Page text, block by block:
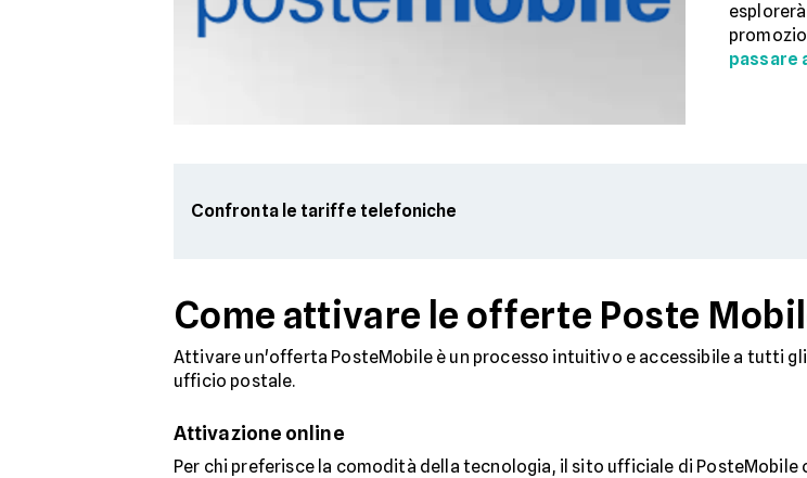
passare
Confronta le tariffe telefoniche
Come attivare le offerte Poste
Attivare un'offerta PosteMobile è un processo intuitivo e accessibile a tutti
ufficio postale.
Attivazione online
Per chi preferisce la comodità della tecnologia, il sito ufficiale di